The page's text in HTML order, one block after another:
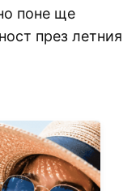
поне ще
през летния